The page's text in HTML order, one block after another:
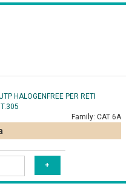
HALOGENFREE PER RETI
Family: CAT 6A